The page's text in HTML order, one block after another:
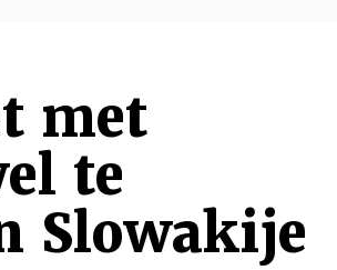
met
te
Slowakije